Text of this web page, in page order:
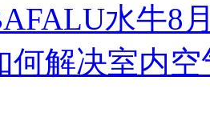
水牛8
何解决室内